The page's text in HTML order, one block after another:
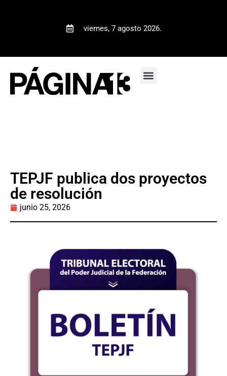
viernes, 7 agosto 2026.
TEPJF publica dos proyectos
de resolución
junio 25, 2026